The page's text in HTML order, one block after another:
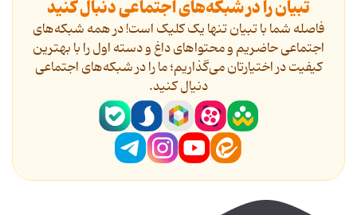
تبیان را در شبکه‌های اجتماعی دنبال کنید
فاصله شما با تبیان تنها یک کلیک است! در همه شبکه‌های
اجتماعی حاضریم و محتواهای داغ و دسته اول را با بهترین
کیفیت در اختیارتان می‌گذاریم؛ ما را در شبکه‌های اجتماعی
دنیال کنید.